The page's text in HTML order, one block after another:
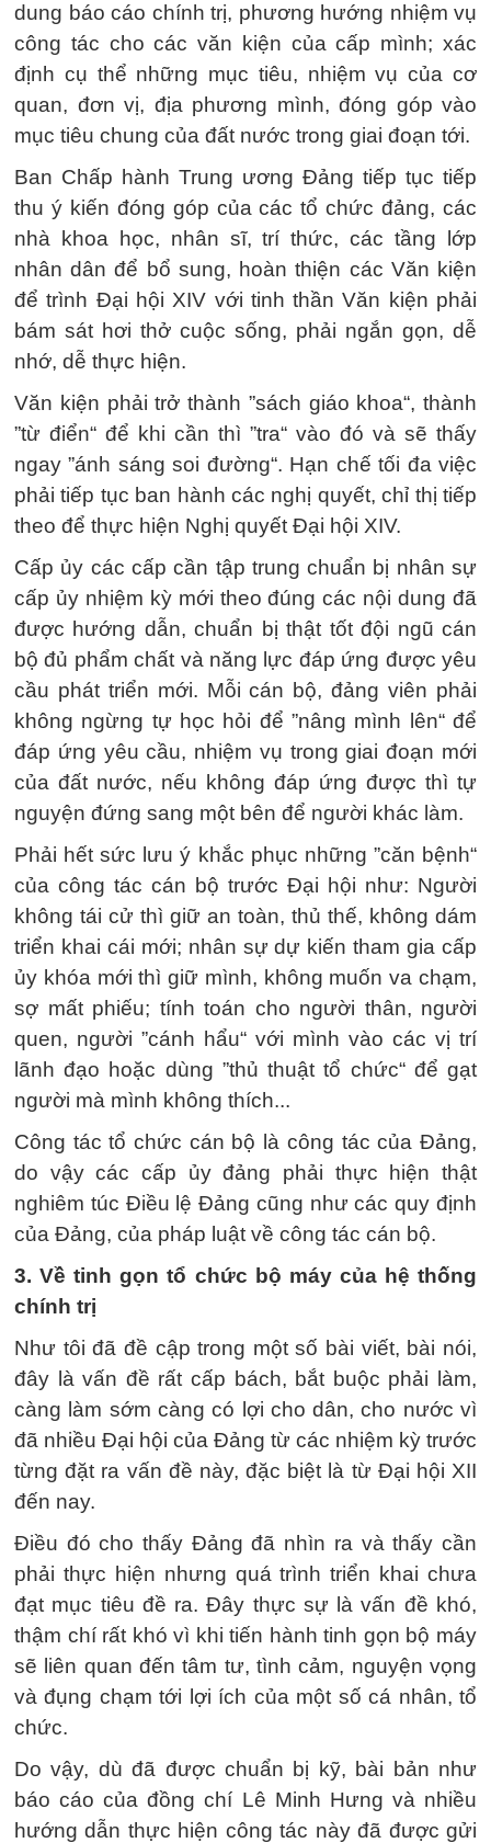
dung báo cáo chính trị, phương hướng nhiệm vụ
công tác cho các văn kiện của cấp mình; xác
định cụ thể những mục tiêu, nhiệm vụ của cơ
quan, đơn vị, địa phương mình, đóng góp vào
mục tiêu chung của đất nước trong giai đoạn tới.
Ban Chấp hành Trung ương Đảng tiếp tục tiếp
thu ý kiến đóng góp của các tổ chức đảng, các
nhà khoa học, nhân sĩ, trí thức, các tầng lớp
nhân dân để bổ sung, hoàn thiện các Văn kiện
để trình Đại hội XIV với tinh thần Văn kiện phải
bám sát hơi thở cuộc sống, phải ngắn gọn, dễ
nhớ, dễ thực hiện.
Văn kiện phải trở thành ”sách giáo khoa“, thành
”từ điển“ để khi cần thì ”tra“ vào đó và sẽ thấy
ngay ”ánh sáng soi đường“. Hạn chế tối đa việc
phải tiếp tục ban hành các nghị quyết, chỉ thị tiếp
theo để thực hiện Nghị quyết Đại hội XIV.
Cấp ủy các cấp cần tập trung chuẩn bị nhân sự
cấp ủy nhiệm kỳ mới theo đúng các nội dung đã
được hướng dẫn, chuẩn bị thật tốt đội ngũ cán
bộ đủ phẩm chất và năng lực đáp ứng được yêu
cầu phát triển mới. Mỗi cán bộ, đảng viên phải
không ngừng tự học hỏi để ”nâng mình lên“ để
đáp ứng yêu cầu, nhiệm vụ trong giai đoạn mới
của đất nước, nếu không đáp ứng được thì tự
nguyện đứng sang một bên để người khác làm.
Phải hết sức lưu ý khắc phục những ”căn bệnh“
của công tác cán bộ trước Đại hội như: Người
không tái cử thì giữ an toàn, thủ thế, không dám
triển khai cái mới; nhân sự dự kiến tham gia cấp
ủy khóa mới thì giữ mình, không muốn va chạm,
sợ mất phiếu; tính toán cho người thân, người
quen, người ”cánh hẩu“ với mình vào các vị trí
lãnh đạo hoặc dùng ”thủ thuật tổ chức“ để gạt
người mà mình không thích...
Công tác tổ chức cán bộ là công tác của Đảng,
do vậy các cấp ủy đảng phải thực hiện thật
nghiêm túc Điều lệ Đảng cũng như các quy định
của Đảng, của pháp luật về công tác cán bộ.
3. Về tinh gọn tổ chức bộ máy của hệ thống
chính trị
Như tôi đã đề cập trong một số bài viết, bài nói,
đây là vấn đề rất cấp bách, bắt buộc phải làm,
càng làm sớm càng có lợi cho dân, cho nước vì
đã nhiều Đại hội của Đảng từ các nhiệm kỳ trước
từng đặt ra vấn đề này, đặc biệt là từ Đại hội XII
đến nay.
Điều đó cho thấy Đảng đã nhìn ra và thấy cần
phải thực hiện nhưng quá trình triển khai chưa
đạt mục tiêu đề ra. Đây thực sự là vấn đề khó,
thậm chí rất khó vì khi tiến hành tinh gọn bộ máy
sẽ liên quan đến tâm tư, tình cảm, nguyện vọng
và đụng chạm tới lợi ích của một số cá nhân, tổ
chức.
Do vậy, dù đã được chuẩn bị kỹ, bài bản như
báo cáo của đồng chí Lê Minh Hưng và nhiều
hướng dẫn thực hiện công tác này đã được gửi